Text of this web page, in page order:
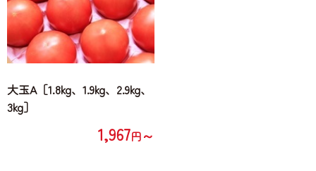
大玉A［1.8kg、1.9kg、2.9kg、
3kg］
1,967円～